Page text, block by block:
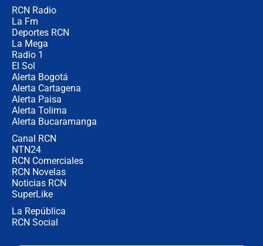
RCN Radio
La Fm
Deportes RCN
La Mega
Radio 1
El Sol
Alerta Bogotá
Alerta Cartagena
Alerta Paisa
Alerta Tolima
Alerta Bucaramanga
Canal RCN
NTN24
RCN Comerciales
RCN Novelas
Noticias RCN
SuperLike
La República
RCN Social